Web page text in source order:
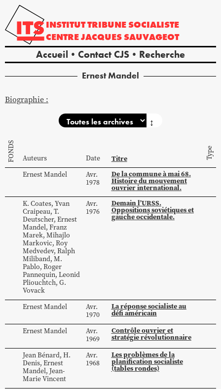
INSTITUTTRIBUNE SOCIALISTE
CENTREJACQUES SAUVAGEOT
Accueil Contact CJS Recherche
ErnestMandel
Biographie :
↕
FONDS Auteurs Date Titre Type
ErnestMandel
Avr.
1978
De la commune à mai 68.
Histoire du mouvement
ouvrier international.
K. Coates, Yvan
Craipeau, T.
Deutscher, Ernest
Mandel, Franz
Marek, Mihajlo
Markovic, Roy
Medvedev, Ralph
Miliband, M.
Pablo, Roger
Pannequin, Leonid
Pliouchtch, G.
Vovack
Avr.
1976
Demain l’URSS.
Oppositions soviétiques et
gauche occidentale.
ErnestMandel
Avr.
1970
La réponse socialiste au
défi américain
ErnestMandel
Avr.
1969
Contrôle ouvrier et
stratégie révolutionnaire
JeanBénard, H.
Denis, Ernest
Mandel, Jean-
MarieVincent
Avr.
1968
Les problèmes de la
planification socialiste
(tables rondes)